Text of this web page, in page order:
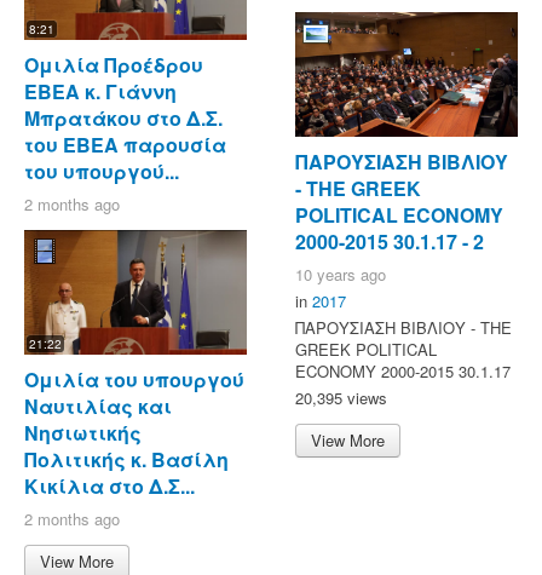
8:21
Ομιλία Προέδρου
ΕΒΕΑ κ. Γιάννη
Μπρατάκου στο Δ.Σ.
του ΕΒΕΑ παρουσία
του υπουργού...
2 months ago
21:22
Ομιλία του υπουργού
Ναυτιλίας και
Νησιωτικής
Πολιτικής κ. Βασίλη
Κικίλια στο Δ.Σ...
2 months ago
View More
ΠΑΡΟΥΣΙΑΣΗ ΒΙΒΛΙΟΥ
- ΤΗΕ GREEK
POLITICAL ECONOMY
2000-2015 30.1.17 - 2
10 years ago
in 2017
ΠΑΡΟΥΣΙΑΣΗ ΒΙΒΛΙΟΥ - ΤΗΕ
GREEK POLITICAL
ECONOMY 2000-2015 30.1.17
20,395 views
View More